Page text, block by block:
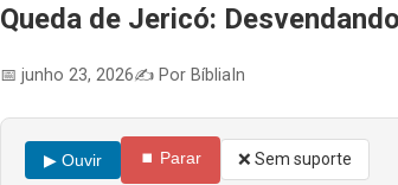
Queda de Jericó:
📅 junho 23, 2026✍️ Por BíbliaIn
▶ Ouvir ⏹ Parar ❌ Sem suporte